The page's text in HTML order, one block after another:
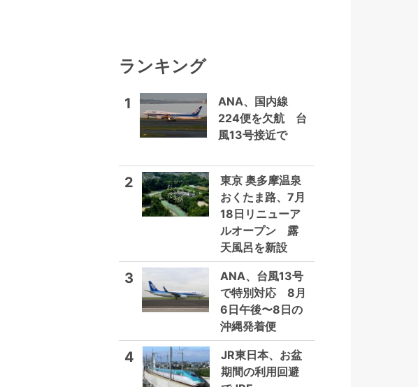
ランキング
1
ANA、国内線
224便を欠航 台
風13号接近で
2
東京 奥多摩温泉
おくたま路、7月
18日リニューア
ルオープン 露
天風呂を新設
3
ANA、台風13号
で特別対応 8月
6日午後〜8日の
沖縄発着便
4
JR東日本、お盆
期間の利用回避